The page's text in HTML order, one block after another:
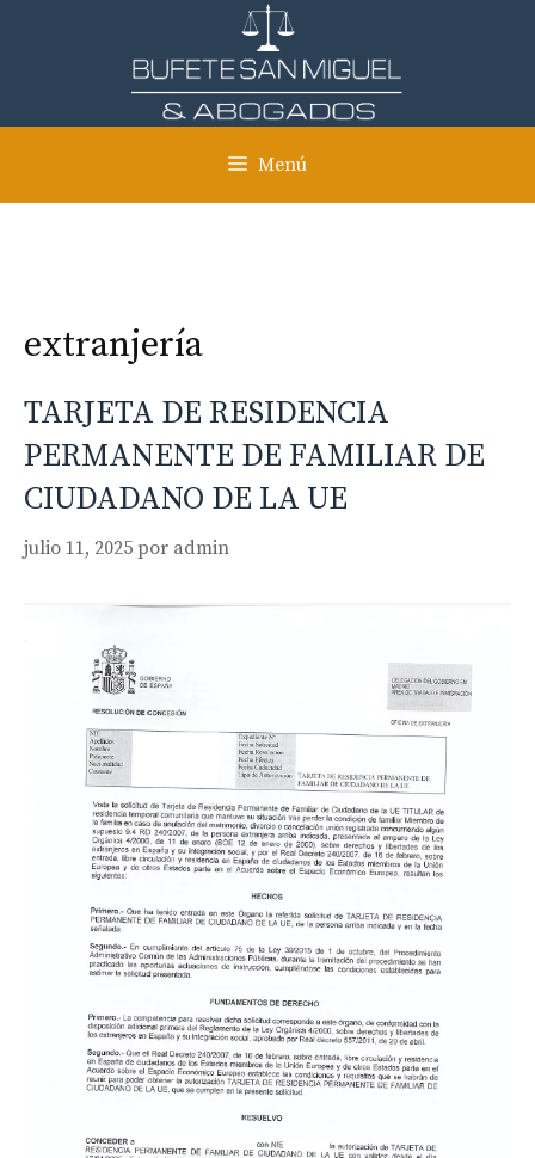
Menú
extranjería
TARJETA DE RESIDENCIA
PERMANENTE DE FAMILIAR DE
CIUDADANO DE LA UE
julio 11, 2025 por admin